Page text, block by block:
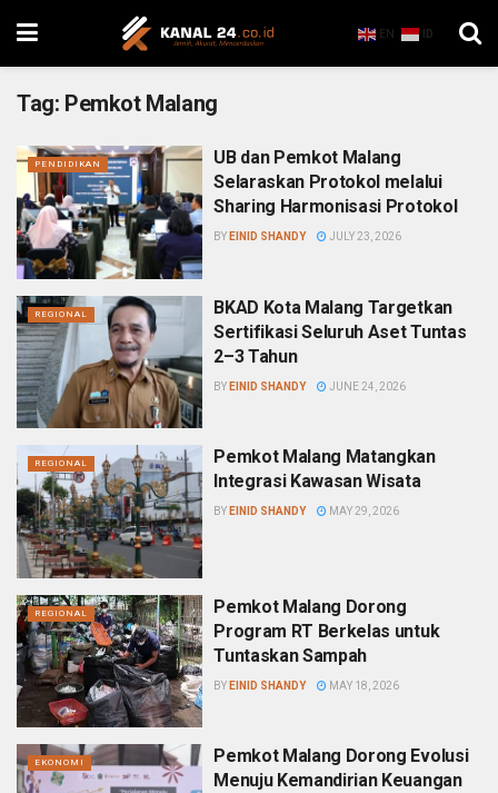
EN ID
Tag: Pemkot Malang
PENDIDIKAN
UB dan Pemkot Malang
Selaraskan Protokol melalui
Sharing Harmonisasi Protokol
BY EINID SHANDY JULY 23, 2026
REGIONAL
BKAD Kota Malang Targetkan
Sertifikasi Seluruh Aset Tuntas
2–3 Tahun
BY EINID SHANDY JUNE 24, 2026
REGIONAL
Pemkot Malang Matangkan
Integrasi Kawasan Wisata
BY EINID SHANDY MAY 29, 2026
REGIONAL
Pemkot Malang Dorong
Program RT Berkelas untuk
Tuntaskan Sampah
BY EINID SHANDY MAY 18, 2026
EKONOMI
Pemkot Malang Dorong Evolusi
Menuju Kemandirian Keuangan